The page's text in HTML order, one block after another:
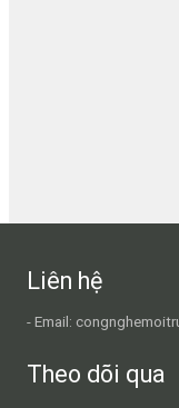
Liên hệ
- Email:
Theo dõi qua